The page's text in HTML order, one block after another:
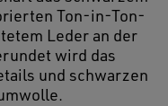
Ton-in-Ton-
Leder an der
wird das
und schwarzen